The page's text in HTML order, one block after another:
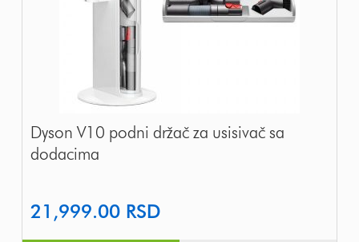
Dyson V10 podni držač za usisivač sa
dodacima
21,999.00 RSD